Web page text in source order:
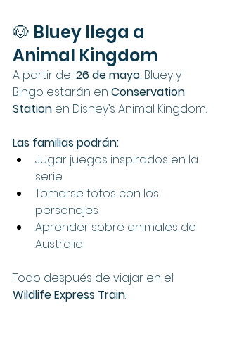
🐶 Bluey llega a
Animal Kingdom
A partir del 26 de mayo, Bluey y
Bingo estarán en Conservation
Station en Disney’s Animal Kingdom.
Las familias podrán:
Jugar juegos inspirados en la
serie
Tomarse fotos con los
personajes
Aprender sobre animales de
Australia
Todo después de viajar en el
Wildlife Express Train.